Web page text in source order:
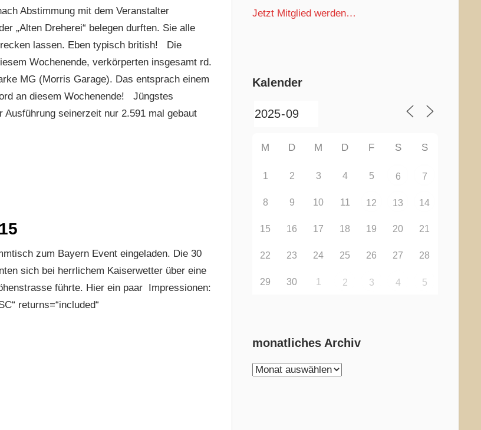
Abstimmung mit dem Veranstalter
„Alten Dreherei“ belegen durften. Sie alle
lassen. Eben typisch british! Die
Wochenende, verkörperten insgesamt rd.
MG (Morris Garage). Das entsprach einem
an diesem Wochenende! Jüngstes
seinerzeit nur 2.591 mal gebaut
zum Bayern Event eingeladen. Die 30
sich bei herrlichem Kaiserwetter über eine
führte. Hier ein paar Impressionen:
returns=“included“
Jetzt Mitglied werden…
Kalender
M D M D F S S
1 2 3 4 5 6 7
8 9 10 11 12 13 14
15 16 17 18 19 20 21
22 23 24 25 26 27 28
29 30 1 2 3 4 5
monatliches Archiv
monatliches